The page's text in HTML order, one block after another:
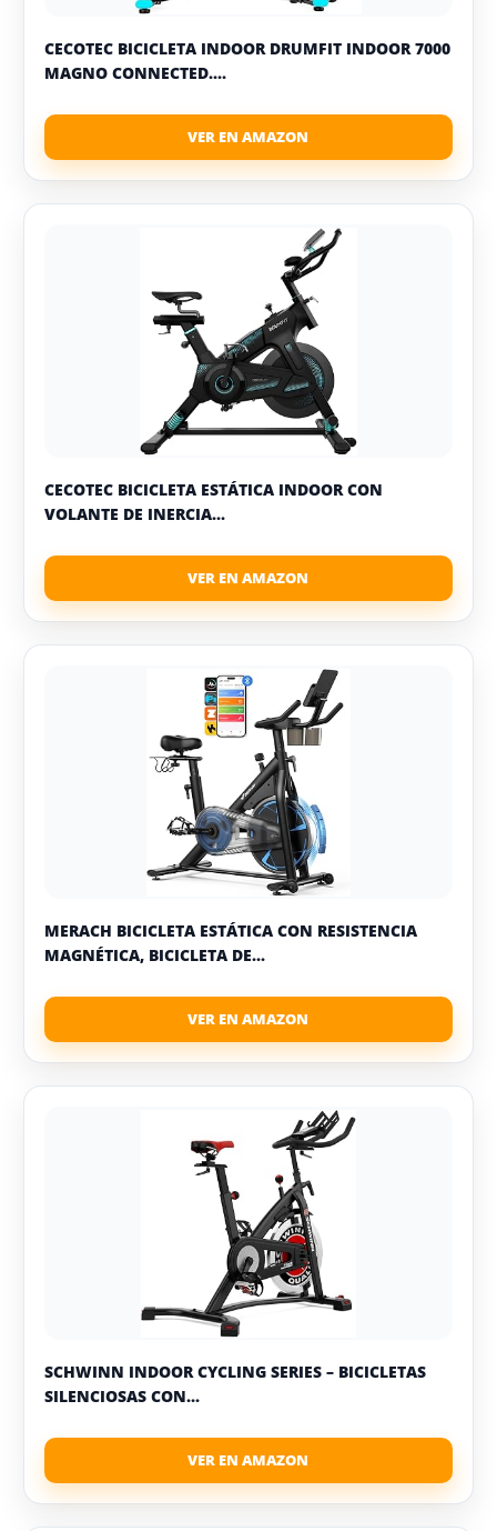
CECOTEC BICICLETA INDOOR DRUMFIT INDOOR 7000
MAGNO CONNECTED....
CECOTEC BICICLETA ESTÁTICA INDOOR CON
VOLANTE DE INERCIA...
MERACH BICICLETA ESTÁTICA CON RESISTENCIA
MAGNÉTICA, BICICLETA DE...
SCHWINN INDOOR CYCLING SERIES – BICICLETAS
SILENCIOSAS CON...